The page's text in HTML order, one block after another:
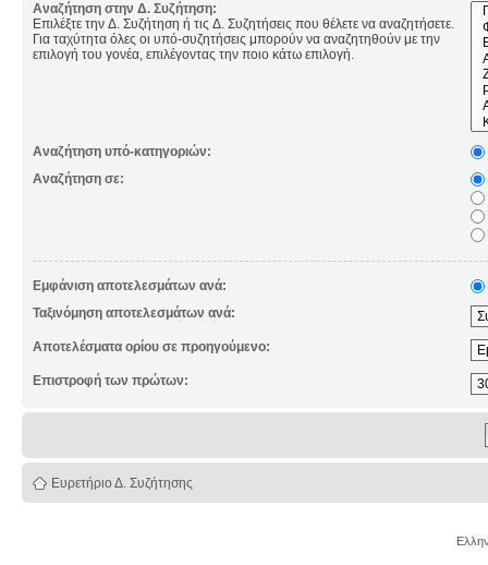
Αναζήτηση στην Δ. Συζήτηση:
Επιλέξτε την Δ. Συζήτηση ή τις Δ. Συζητήσεις που θέλετε να αναζητήσετε.
Για ταχύτητα όλες οι υπό-συζητήσεις μπορούν να αναζητηθούν με την
επιλογή του γονέα, επιλέγοντας την ποιο κάτω επιλογή.
Αναζήτηση υπό-κατηγοριών:
Αναζήτηση σε:
Εμφάνιση αποτελεσμάτων ανά:
Ταξινόμηση αποτελεσμάτων ανά:
Αποτελέσματα ορίου σε προηγούμενο:
Επιστροφή των πρώτων:
Ευρετήριο Δ. Συζήτησης